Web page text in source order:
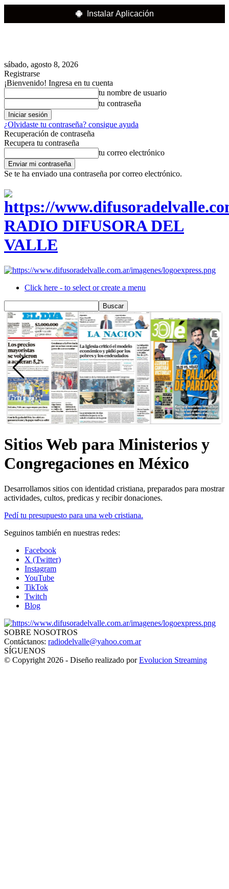
Instalar Aplicación
sábado, agosto 8, 2026
Registrarse
¡Bienvenido! Ingresa en tu cuenta
tu nombre de usuario
tu contraseña
¿Olvidaste tu contraseña? consigue ayuda
Recuperación de contraseña
Recupera tu contraseña
tu correo electrónico
Se te ha enviado una contraseña por correo electrónico.
RADIO DIFUSORA DEL
VALLE
Click here - to select or create a menu
Sitios Web para Ministerios y
Congregaciones en México
Desarrollamos sitios con identidad cristiana, preparados para mostrar
actividades, cultos, predicas y recibir donaciones.
Pedí tu presupuesto para una web cristiana.
Seguinos también en nuestras redes:
Facebook
X (Twitter)
Instagram
YouTube
TikTok
Twitch
Blog
SOBRE NOSOTROS
Contáctanos: radiodelvalle@yahoo.com.ar
SÍGUENOS
© Copyright 2026 - Diseño realizado porEvolucion Streaming